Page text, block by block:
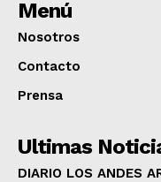
Menú
Nosotros
Contacto
Prensa
Ultimas
DIARIO LOS ANDES